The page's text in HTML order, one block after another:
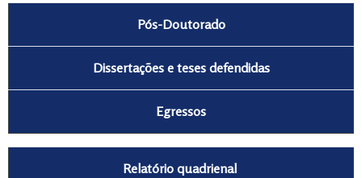
Pós-Doutorado
Dissertações e teses defendidas
Egressos
Relatório quadrienal